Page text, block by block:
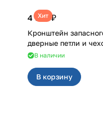
Хит
4 700 ₽
Кронштейн
В наличии
В корзину